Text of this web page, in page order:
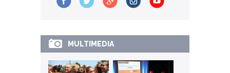
MULTIMEDIA